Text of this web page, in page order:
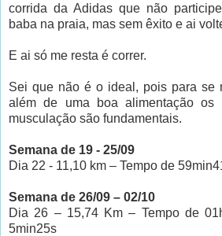
corrida da Adidas que não
baba na praia, mas sem êxito e ai
E ai só me resta é correr.
Sei que não é o ideal, pois para se
além de uma boa alimentação os
musculação são fundamentais.
Semana de 19 - 25/09
Dia 22 - 11,10 km – Tempo de
Semana de 26/09 – 02/10
Dia 26 – 15,74 Km – Tempo de
5min25s